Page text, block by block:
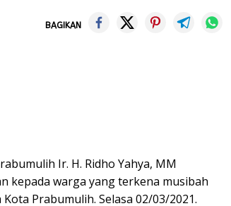
BAGIKAN
Ir. H. Ridho Yahya, MM
kepada warga yang terkena musibah
Prabumulih. Selasa 02/03/2021.